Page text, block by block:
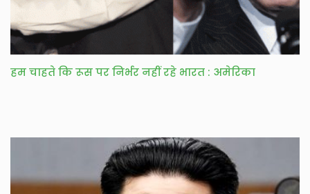
हम चाहते कि रूस पर निर्भर नहीं रहे भारत : अमेरिका